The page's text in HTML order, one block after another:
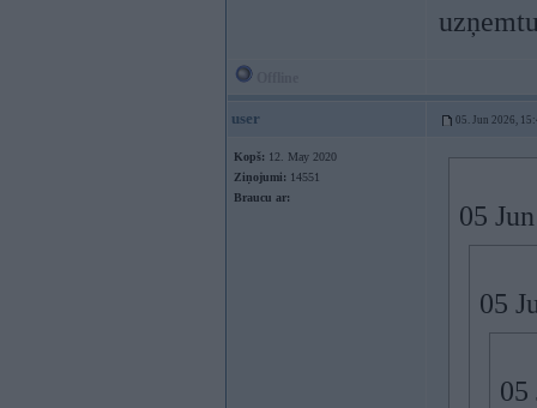
user 05. Jun 2026,
Kopš: 12. May 2020
Ziņojumi: 14551
Braucu ar:
05
05
05